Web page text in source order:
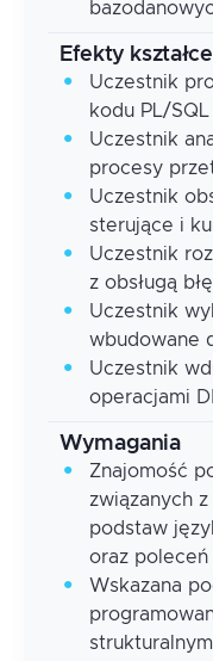
Efekty
Uczestnik
kodu PL/
Uczestnik
procesy
Uczestnik
sterujące i
Uczestnik
z obsługą
Uczestnik
wbudowane
Uczestnik
operacjami
Wymagania
Znajomość
związanych
podstaw
oraz poleceń
Wskazana
strukturalnym